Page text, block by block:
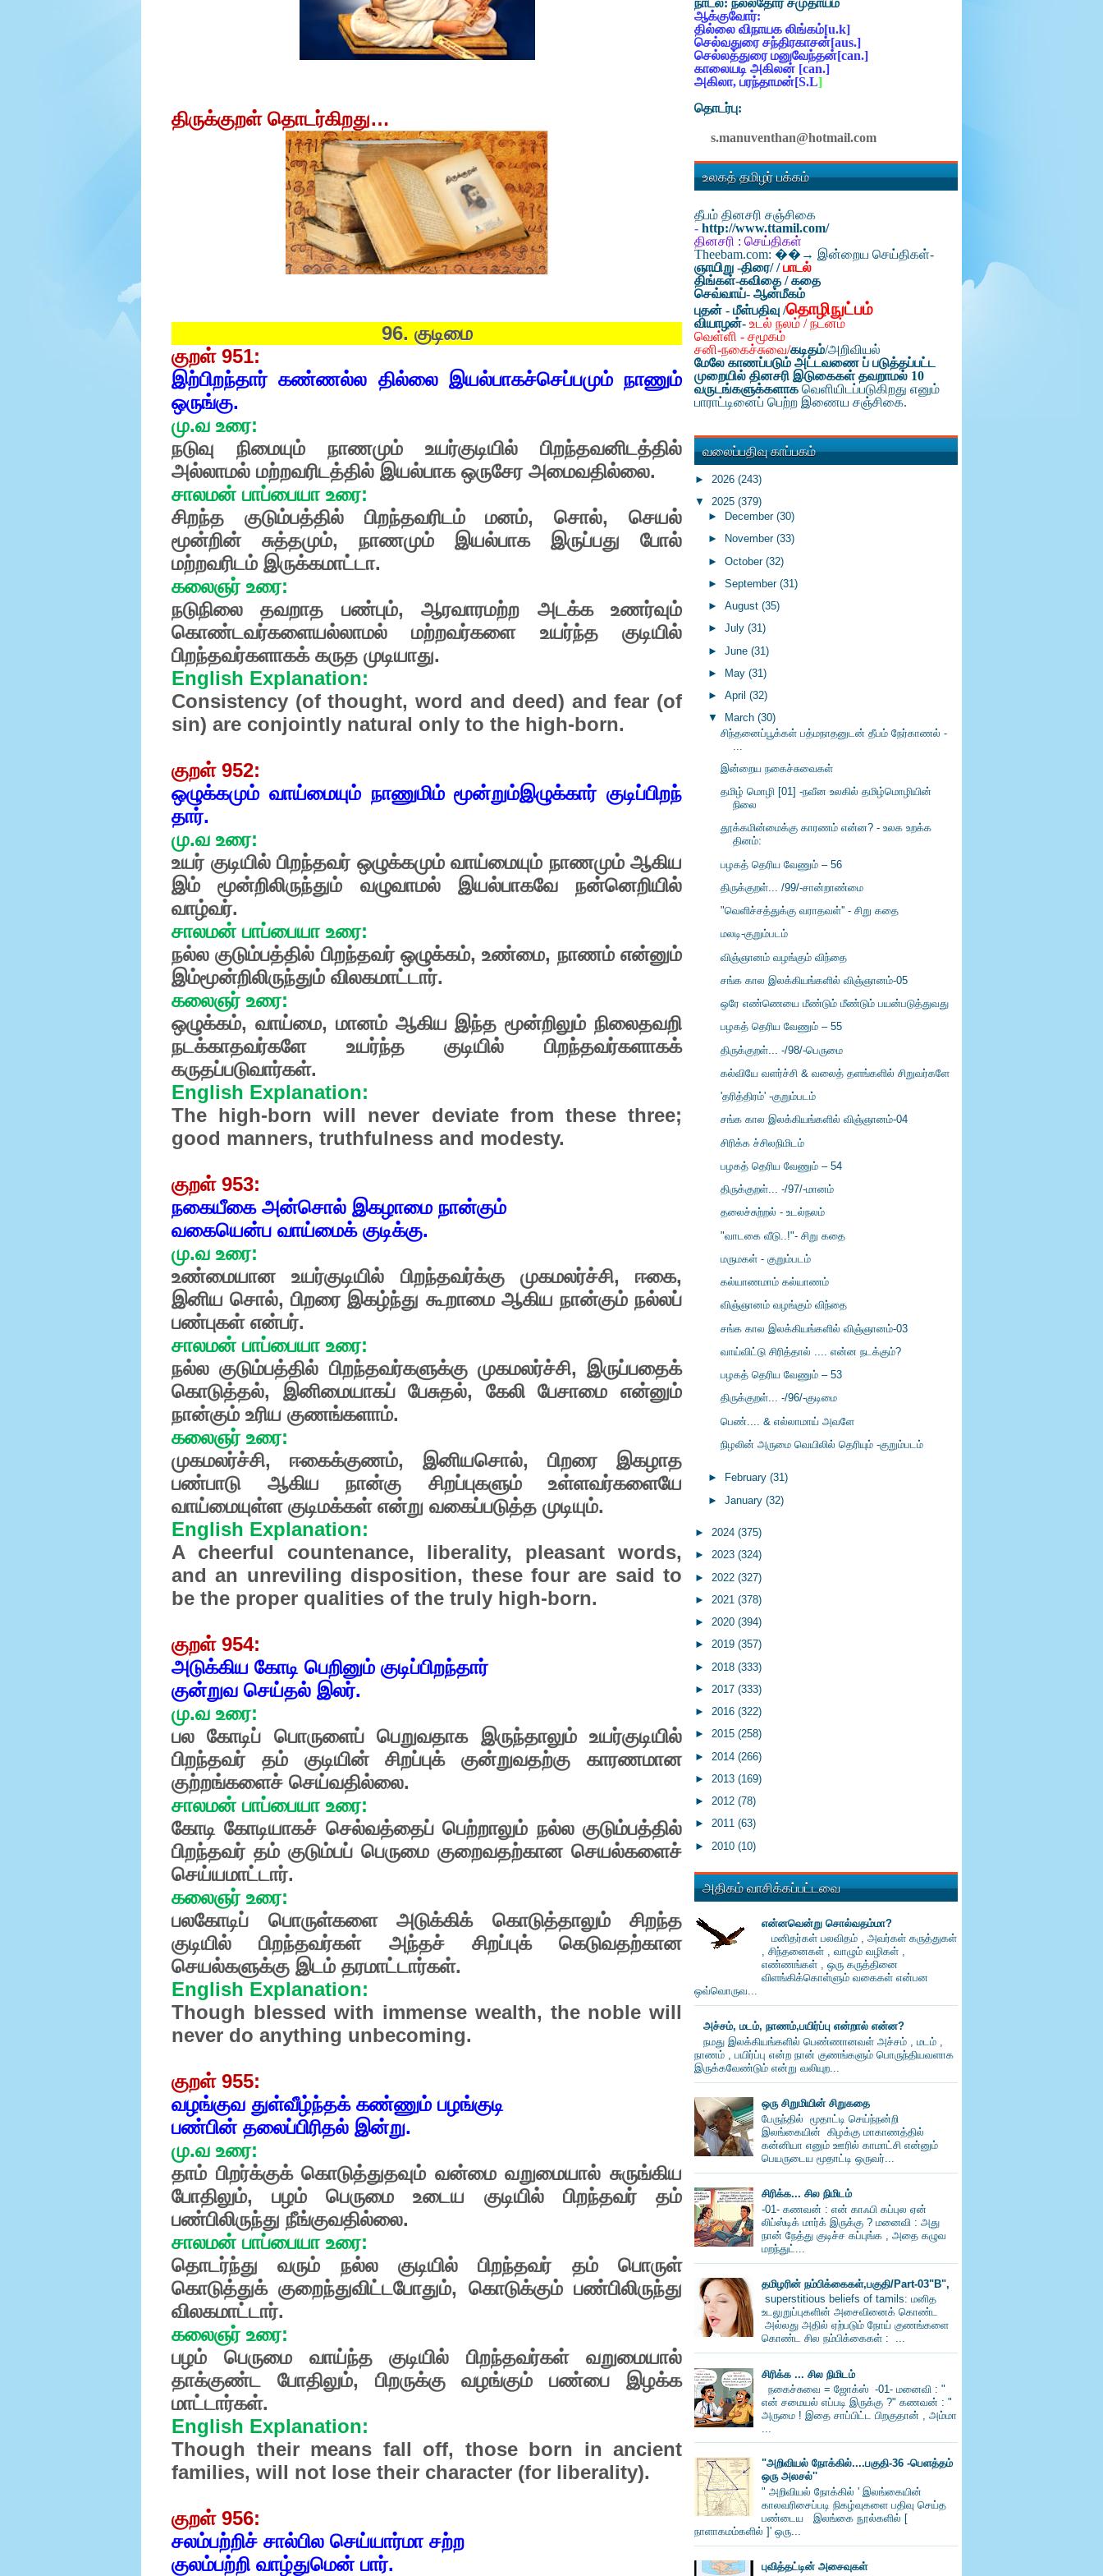
திருக்குறள் தொடர்கிறது…
96. குடிமை
குறள் 951:
இற்பிறந்தார் கண்ணல்ல தில்லை இயல்பாகச்செப்பமும் நாணும்
ஒருங்கு.
மு.வ உரை:
நடுவு நிமையும் நாணமும் உயர்குடியில் பிறந்தவனிடத்தில்
அல்லாமல் மற்றவரிடத்தில் இயல்பாக ஒருசேர அமைவதில்லை.
சாலமன் பாப்பையா உரை:
சிறந்த குடும்பத்தில் பிறந்தவரிடம் மனம், சொல், செயல்
மூன்றின் சுத்தமும், நாணமும் இயல்பாக இருப்பது போல்
மற்றவரிடம் இருக்கமாட்டா.
கலைஞர் உரை:
நடுநிலை தவறாத பண்பும், ஆரவாரமற்ற அடக்க உணர்வும்
கொண்டவர்களையல்லாமல் மற்றவர்களை உயர்ந்த குடியில்
பிறந்தவர்களாகக் கருத முடியாது.
English Explanation:
Consistency (of thought, word and deed) and fear (of
sin) are conjointly natural only to the high-born.
குறள் 952:
ஒழுக்கமும் வாய்மையும் நாணுமிம் மூன்றும்இழுக்கார் குடிப்பிறந்
தார்.
மு.வ உரை:
உயர் குடியில் பிறந்தவர் ஒழுக்கமும் வாய்மையும் நாணமும் ஆகிய
இம் மூன்றிலிருந்தும் வழுவாமல் இயல்பாகவே நன்னெறியில்
வாழ்வர்.
சாலமன் பாப்பையா உரை:
நல்ல குடும்பத்தில் பிறந்தவர் ஒழுக்கம், உண்மை, நாணம் என்னும்
இம்மூன்றிலிருந்தும் விலகமாட்டார்.
கலைஞர் உரை:
ஒழுக்கம், வாய்மை, மானம் ஆகிய இந்த மூன்றிலும் நிலைதவறி
நடக்காதவர்களே உயர்ந்த குடியில் பிறந்தவர்களாகக்
கருதப்படுவார்கள்.
English Explanation:
The high-born will never deviate from these three;
good manners, truthfulness and modesty.
குறள் 953:
நகையீகை அன்சொல் இகழாமை நான்கும்
வகையென்ப வாய்மைக் குடிக்கு.
மு.வ உரை:
உண்மையான உயர்குடியில் பிறந்தவர்க்கு முகமலர்ச்சி, ஈகை,
இனிய சொல், பிறரை இகழ்ந்து கூறாமை ஆகிய நான்கும் நல்லப்
பண்புகள் என்பர்.
சாலமன் பாப்பையா உரை:
நல்ல குடும்பத்தில் பிறந்தவர்களுக்கு முகமலர்ச்சி, இருப்பதைக்
கொடுத்தல், இனிமையாகப் பேசுதல், கேலி பேசாமை என்னும்
நான்கும் உரிய குணங்களாம்.
கலைஞர் உரை:
முகமலர்ச்சி, ஈகைக்குணம், இனியசொல், பிறரை இகழாத
பண்பாடு ஆகிய நான்கு சிறப்புகளும் உள்ளவர்களையே
வாய்மையுள்ள குடிமக்கள் என்று வகைப்படுத்த முடியும்.
English Explanation:
A cheerful countenance, liberality, pleasant words,
and an unreviling disposition, these four are said to
be the proper qualities of the truly high-born.
குறள் 954:
அடுக்கிய கோடி பெறினும் குடிப்பிறந்தார்
குன்றுவ செய்தல் இலர்.
மு.வ உரை:
பல கோடிப் பொருளைப் பெறுவதாக இருந்தாலும் உயர்குடியில்
பிறந்தவர் தம் குடியின் சிறப்புக் குன்றுவதற்கு காரணமான
குற்றங்களைச் செய்வதில்லை.
சாலமன் பாப்பையா உரை:
கோடி கோடியாகச் செல்வத்தைப் பெற்றாலும் நல்ல குடும்பத்தில்
பிறந்தவர் தம் குடும்பப் பெருமை குறைவதற்கான செயல்களைச்
செய்யமாட்டார்.
கலைஞர் உரை:
பலகோடிப் பொருள்களை அடுக்கிக் கொடுத்தாலும் சிறந்த
குடியில் பிறந்தவர்கள் அந்தச் சிறப்புக் கெடுவதற்கான
செயல்களுக்கு இடம் தரமாட்டார்கள்.
English Explanation:
Though blessed with immense wealth, the noble will
never do anything unbecoming.
குறள் 955:
வழங்குவ துள்வீழ்ந்தக் கண்ணும் பழங்குடி
பண்பின் தலைப்பிரிதல் இன்று.
மு.வ உரை:
தாம் பிறர்க்குக் கொடுத்துதவும் வன்மை வறுமையால் சுருங்கிய
போதிலும், பழம் பெருமை உடைய குடியில் பிறந்தவர் தம்
பண்பிலிருந்து நீங்குவதில்லை.
சாலமன் பாப்பையா உரை:
தொடர்ந்து வரும் நல்ல குடியில் பிறந்தவர் தம் பொருள்
கொடுத்துக் குறைந்துவிட்டபோதும், கொடுக்கும் பண்பிலிருந்து
விலகமாட்டார்.
கலைஞர் உரை:
பழம் பெருமை வாய்ந்த குடியில் பிறந்தவர்கள் வறுமையால்
தாக்குண்ட போதிலும், பிறருக்கு வழங்கும் பண்பை இழக்க
மாட்டார்கள்.
English Explanation:
Though their means fall off, those born in ancient
families, will not lose their character (for liberality).
குறள் 956:
சலம்பற்றிச் சால்பில செய்யார்மா சற்ற
குலம்பற்றி வாழ்துமென் பார்.
நாடல்: நல்லதோர் சமுதாயம்
ஆக்குவோர்:
தில்லை விநாயக லிங்கம்[u.k]
செல்வதுரை சந்திரகாசன்[aus.]
செல்லத்துரை மனுவேந்தன்[can.]
காலையடி அகிலன் [can.]
அகிலா, பரந்தாமன்[S.L]
தொடர்பு:
s.manuventhan@hotmail.com
உலகத் தமிழர் பக்கம்
தீபம் தினசரி சஞ்சிகை
- http://www.ttamil.com/
தினசரி : செய்திகள்
Theebam.com: ��→ இன்றைய செய்திகள்-
ஞாயிறு -திரை//பாடல்
திங்கள்-கவிதை / கதை
செவ்வாய்- ஆன்மீகம்
புதன் - மீள்பதிவு /தொழிநுட்பம்
வியாழன்- உடல் நலம் / நடனம்
வெள்ளி - சமூகம்
சனி-நகைச்சுவை/கடிதம்/அறிவியல்
மேலே காணப்படும் அட்டவணை ப் படுத்தப்பட்ட
முறையில் தினசரி இடுகைகள் தவறாமல் 10
வருடங்களுக்களாக வெளியிடப்படுகிறது எனும்
பாராட்டினைப் பெற்ற இணைய சஞ்சிகை.
வலைப்பதிவு காப்பகம்
► 2026 (243)
▼ 2025 (379)
►
December (30)
►
November (33)
► October (32)
► September (31)
► August (35)
► July (31)
► June (31)
►
May (31)
► April (32)
▼
March (30)
சிந்தனைப்பூக்கள் பத்மநாதனுடன் தீபம் நேர்காணல் -
இன்றைய நகைச்சுவைகள்
தமிழ் மொழி [01] -நவீன உலகில் தமிழ்மொழியின்
நிலை
தூக்கமின்மைக்கு காரணம் என்ன? - உலக உறக்க
தினம்:
பழகத் தெரிய வேணும் – 56
திருக்குறள்... /99/-சான்றாண்மை
"வெளிச்சத்துக்கு வராதவள்'' - சிறு கதை
மலடி-குறும்படம்
விஞ்ஞானம் வழங்கும் விந்தை
சங்க கால இலக்கியங்களில் விஞ்ஞானம்-05
ஒரே எண்ணெயை மீண்டும் மீண்டும் பயன்படுத்துவது
பழகத் தெரிய வேணும் – 55
திருக்குறள்... -/98/-பெருமை
கல்வியே வளர்ச்சி & வலைத் தளங்களில் சிறுவர்களே
'தரித்திரம்' -குறும்படம்
சங்க கால இலக்கியங்களில் விஞ்ஞானம்-04
சிரிக்க ச்சிலநிமிடம்
பழகத் தெரிய வேணும் – 54
திருக்குறள்... -/97/-மானம்
தலைச்சுற்றல் - உடல்நலம்
"வாடகை வீடு..!"- சிறு கதை
மருமகள் - குறும்படம்
கல்யாணமாம் கல்யாணம்
விஞ்ஞானம் வழங்கும் விந்தை
சங்க கால இலக்கியங்களில் விஞ்ஞானம்-03
வாய்விட்டு சிரித்தால் .... என்ன நடக்கும்?
பழகத் தெரிய வேணும் – 53
திருக்குறள்... -/96/-குடிமை
பெண்.... & எல்லாமாய் அவளே
நிழலின் அருமை வெயிலில் தெரியும் -குறும்படம்
► February (31)
► January (32)
► 2024 (375)
► 2023 (324)
► 2022 (327)
► 2021 (378)
► 2020 (394)
► 2019 (357)
► 2018 (333)
► 2017 (333)
► 2016 (322)
► 2015 (258)
► 2014 (266)
► 2013 (169)
► 2012 (78)
► 2011 (63)
► 2010 (10)
அதிகம் வாசிக்கப்பட்டவை
என்னவென்று சொல்வதம்மா?
மனிதர்கள் பலவிதம் , அவர்கள் கருத்துகள்
, சிந்தனைகள் , வாழும் வழிகள் ,
எண்ணங்கள் , ஒரு கருத்தினை
விளங்கிக்கொள்ளும் வகைகள் என்பன
ஒவ்வொருவ...
அச்சம், மடம், நாணம்,பயிர்ப்பு என்றால் என்ன?
நமது இலக்கியங்களில் பெண்ணானவள் அச்சம் , மடம் ,
நாணம் , பயிர்ப்பு என்ற நான் குணங்களும் பொருந்தியவளாக
இருக்கவேண்டும் என்று வலியுற...
ஒரு சிறுமியின் சிறுகதை
பேருந்தில் மூதாட்டி செய்ந்நன்றி
இலங்கையின் கிழக்கு மாகாணத்தில்
கன்னியா எனும் ஊரில் காமாட்சி என்னும்
பெயருடைய மூதாட்டி ஒருவர்...
சிரிக்க... சில நிமிடம்
-01- கணவன் : என் காஃபி கப்புல ஏன்
லிப்ஸ்டிக் மார்க் இருக்கு ? மனைவி : அது
நான் நேத்து குடிச்ச கப்புங்க , அதை கழுவ
மறந்துட்...
தமிழரின் நம்பிக்கைகள்,பகுதி/Part-03"B",
superstitious beliefs of tamils: மனித
உடலுறுப்புகளின் அசைவினைக் கொண்ட
அல்லது அதில் ஏற்படும் நோய் குணங்களை
கொண்ட சில நம்பிக்கைகள் : ...
சிரிக்க ... சில நிமிடம்
நகைச்சுவை = ஜோக்ஸ் -01- மனைவி : "
என் சமையல் எப்படி இருக்கு ?" கணவன் : "
அருமை ! இதை சாப்பிட்ட பிறகுதான் , அம்மா
...
"அறிவியல் நோக்கில்....பகுதி-36 -பெளத்தம்
ஒரு அலசல்''
" அறிவியல் நோக்கில் ' இலங்கையின்
காலவரிசைப்படி நிகழ்வுகளை பதிவு செய்த
பண்டைய இலங்கை நூல்களில் [
நாளாகமம்களில் ]' ஒரு...
புவித்தட்டின் அசைவுகள்